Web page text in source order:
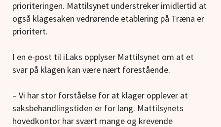
prioriteringen. Mattilsynet understreker imidlertid at
også klagesaken vedrørende etablering på Træna er
prioritert.
I en e-post til iLaks opplyser Mattilsynet om at et
svar på klagen kan være nært forestående.
– Vi har stor forståelse for at klager opplever at
saksbehandlingstiden er for lang. Mattilsynets
hovedkontor har svært mange og krevende